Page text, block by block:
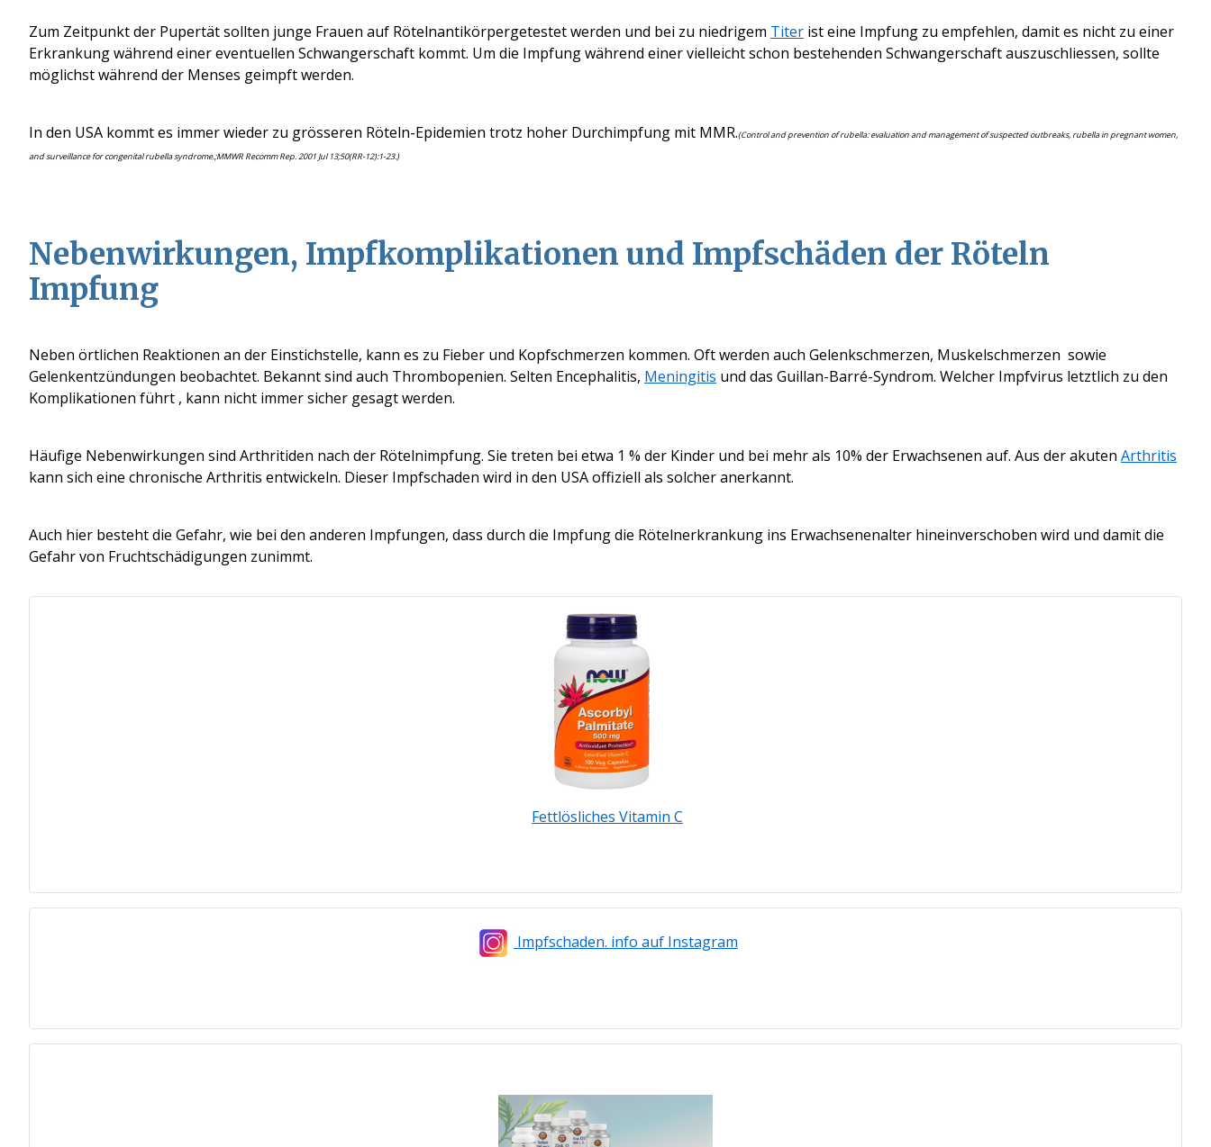
Zum Zeitpunkt der Pupertät sollten junge Frauen auf Rötelnantikörpergetestet werden und bei zu niedrigem Titer ist eine Impfung zu empfehlen, damit es nicht zu einer
Erkrankung während einer eventuellen Schwangerschaft kommt. Um die Impfung während einer vielleicht schon bestehenden Schwangerschaft auszuschliessen, sollte
möglichst während der Menses geimpft werden.
In den USA kommt es immer wieder zu grösseren Röteln-Epidemien trotz hoher Durchimpfung mit MMR.(Control and prevention of rubella: evaluation and management of suspected outbreaks, rubella in pregnant women,
and surveillance for congenital rubella syndrome.;MMWR Recomm Rep. 2001 Jul 13;50(RR-12):1-23.)
Nebenwirkungen, Impfkomplikationen und Impfschäden der Röteln
Impfung
Neben örtlichen Reaktionen an der Einstichstelle, kann es zu Fieber und Kopfschmerzen kommen. Oft werden auch Gelenkschmerzen, Muskelschmerzen sowie
Gelenkentzündungen beobachtet. Bekannt sind auch Thrombopenien. Selten Encephalitis, Meningitis und das Guillan-Barré-Syndrom. Welcher Impfvirus letztlich zu den
Komplikationen führt , kann nicht immer sicher gesagt werden.
Häufige Nebenwirkungen sind Arthritiden nach der Rötelnimpfung. Sie treten bei etwa 1 % der Kinder und bei mehr als 10% der Erwachsenen auf. Aus der akuten Arthritis
kann sich eine chronische Arthritis entwickeln. Dieser Impfschaden wird in den USA offiziell als solcher anerkannt.
Auch hier bestehtdie Gefahr, wie bei den anderen Impfungen, dass durch die Impfung die Rötelnerkrankung ins Erwachsenenalter hineinverschoben wird und damit die
Gefahr von Fruchtschädigungen zunimmt.
Fettlösliches Vitamin C
Impfschaden. info auf Instagram